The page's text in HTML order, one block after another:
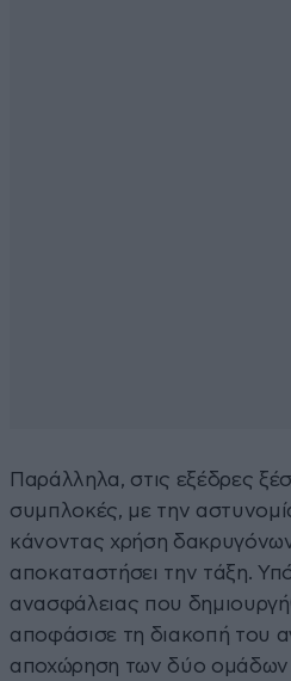
Παράλληλα, στις εξέδρες
συμπλοκές, με την
κάνοντας χρήση
αποκαταστήσει την τάξη.
ανασφάλειας που
αποφάσισε τη διακοπή του
αποχώρηση των δύο ομάδων